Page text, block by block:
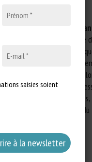
l’UE en matière de
relatives au bien-être
problèmes
sont
filets ou de pompes, ou
de la douleur, de la
l’incidence des
les plus critiques
saisies soient